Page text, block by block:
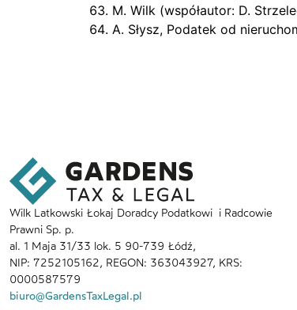
M. Wilk (współautor: D.
A. Słysz, Podatek od
Wilk Latkowski Łokaj Doradcy Podatkowi i Radcowie
Prawni Sp. p.
al. 1 Maja 31/33 lok. 5 90-739 Łódź,
NIP: 7252105162, REGON: 363043927, KRS:
0000587579
biuro@GardensTaxLegal.pl